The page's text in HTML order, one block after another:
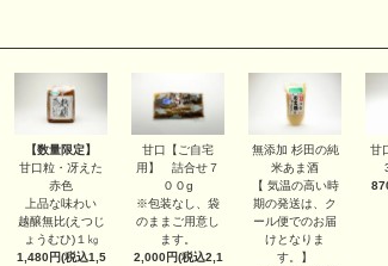
【数量限定】
甘口粒・冴えた
赤色
上品な味わい
越醸無比(えつじ
ょうむひ)１㎏
1,480円(税込1,5
甘口【ご自宅
用】 詰合せ７
００g
※包装なし、袋
のままご用意し
ます。
2,000円(税込2,1
無添加 杉田の純
米あま酒
【 気温の高い時
期の発送は、ク
ール便でのお届
けとなりま
す。】
甘
3